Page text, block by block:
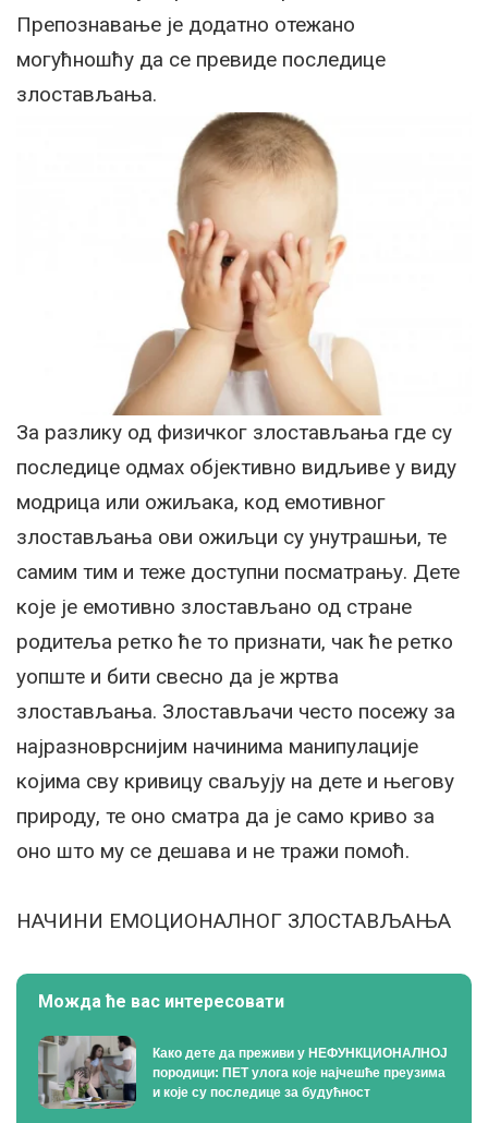
Препознавање је додатно отежано
могућношћу да се превиде последице
злостављања.
За разлику од физичког злостављања где су
последице одмах објективно видљиве у виду
модрица или ожиљака, код емотивног
злостављања ови ожиљци су унутрашњи, те
самим тим и теже доступни посматрању. Дете
које је емотивно злостављано од стране
родитеља ретко ће то признати, чак ће ретко
уопште и бити свесно да је жртва
злостављања. Злостављачи често посежу за
најразноврснијим начинима манипулације
којима сву кривицу сваљују на дете и његову
природу, те оно сматра да је само криво за
оно што му се дешава и не тражи помоћ.
НАЧИНИ ЕМОЦИОНАЛНОГ ЗЛОСТАВЉАЊА
Можда ће вас интересовати
Како дете да преживи у НЕФУНКЦИОНАЛНОЈ
породици: ПЕТ улога које најчешће преузима
и које су последице за будућност